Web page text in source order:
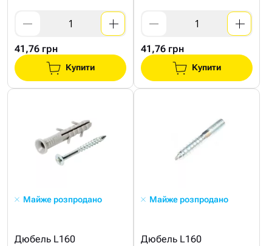
41,76 грн
Купити
41,76 грн
Купити
Майже розпродано
Дюбель L160
Майже розпродано
Дюбель L160